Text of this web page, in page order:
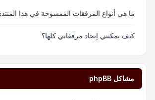
ما هي أنواع المرفقات الممسوحة في هذا
كيف يمكنني إيجاد مرفقاتي كلها؟
مشاكل phpBB